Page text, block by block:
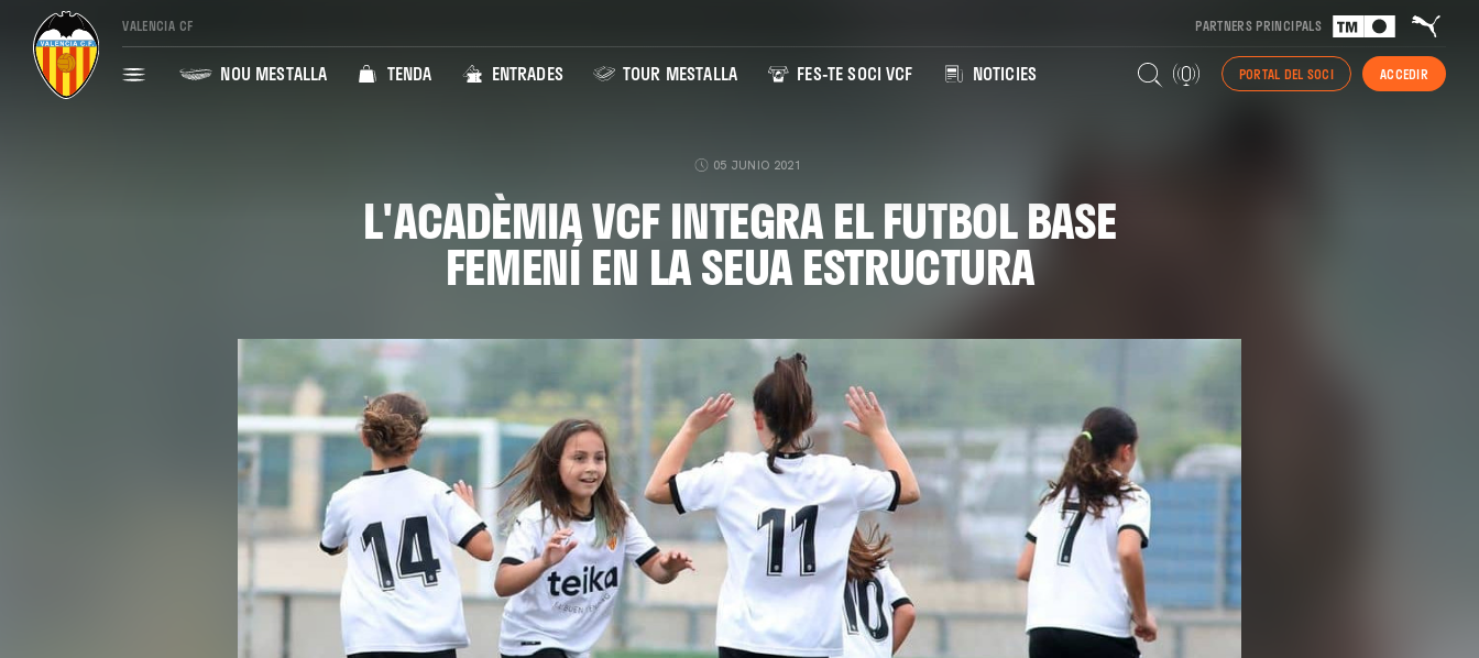
VALENCIA CF PARTNERS PRINCIPALS
NOU MESTALLA TENDA ENTRADES TOUR MESTALLA FES-TE SOCI VCF NOTICIES PORTAL DEL SOCI ACCEDIR
05 JUNIO 2021
L'ACADÈMIA VCF INTEGRA EL FUTBOL BASE
FEMENÍ EN LA SEUA ESTRUCTURA